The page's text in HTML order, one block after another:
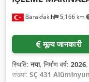
Barakfakih 5,166 km
मूल्य जानकारी
स्थिति:नया, निर्माण वर्ष: 2026
संख्या: SÇ 431